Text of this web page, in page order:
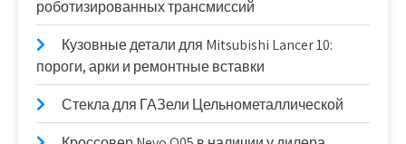
роботизированных трансмиссий
Кузовные детали для Mitsubishi Lancer 10:
пороги, арки и ремонтные вставки
Стекла для ГАЗели Цельнометаллической